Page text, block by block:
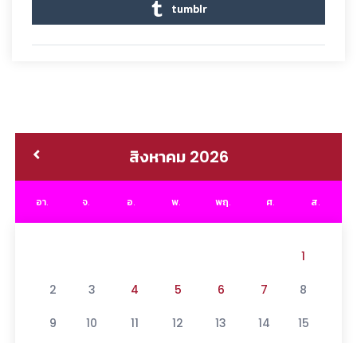
tumblr
สิงหาคม 2026
อา. จ. อ. พ. พฤ. ศ. ส.
1
2 3 4 5 6 7 8
9 10 11 12 13 14 15